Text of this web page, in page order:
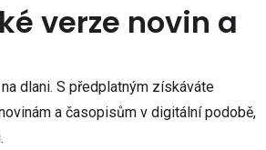
verze novin a
dlani. S předplatným získáváte
a časopisům v digitální podobě,